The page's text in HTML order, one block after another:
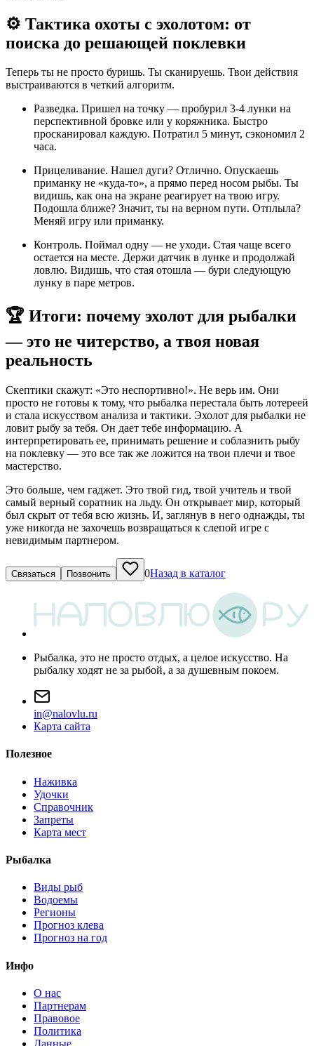
⚙️ Тактика охоты с эхолотом: от
поиска до решающей поклевки
Теперь ты не просто буришь. Ты сканируешь. Твои действия
выстраиваются в четкий алгоритм.
Разведка. Пришел на точку — пробурил 3-4 лунки на
перспективной бровке или у коряжника. Быстро
просканировал каждую. Потратил 5 минут, сэкономил 2
часа.
Прицеливание. Нашел дуги? Отлично. Опускаешь
приманку не «куда-то», а прямо перед носом рыбы. Ты
видишь, как она на экране реагирует на твою игру.
Подошла ближе? Значит, ты на верном пути. Отплыла?
Меняй игру или приманку.
Контроль. Поймал одну — не уходи. Стая чаще всего
остается на месте. Держи датчик в лунке и продолжай
ловлю. Видишь, что стая отошла — бури следующую
лунку в паре метров.
🏆 Итоги: почему эхолот для рыбалки
— это не читерство, а твоя новая
реальность
Скептики скажут: «Это неспортивно!». Не верь им. Они
просто не готовы к тому, что рыбалка перестала быть лотереей
и стала искусством анализа и тактики. Эхолот для рыбалки не
ловит рыбу за тебя. Он дает тебе информацию. А
интерпретировать ее, принимать решение и соблазнить рыбу
на поклевку — это все так же ложится на твои плечи и твое
мастерство.
Это больше, чем гаджет. Это твой гид, твой учитель и твой
самый верный соратник на льду. Он открывает мир, который
был скрыт от тебя всю жизнь. И, заглянув в него однажды, ты
уже никогда не захочешь возвращаться к слепой игре с
невидимым партнером.
Связаться Позвонить 0Назад в каталог
Рыбалка, это не просто отдых, а целое искусство. На
рыбалку ходят не за рыбой, а за душевным покоем.
in@nalovlu.ru
Карта сайта
Полезное
Наживка
Удочки
Справочник
Запреты
Карта мест
Рыбалка
Виды рыб
Водоемы
Регионы
Прогноз клева
Прогноз на год
Инфо
О нас
Партнерам
Правовое
Политика
Данные